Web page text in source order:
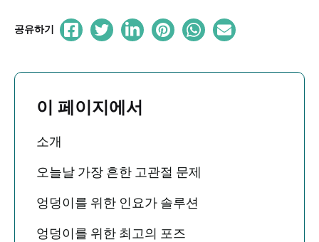
공유하기
이 페이지에서
소개
오늘날 가장 흔한 고관절 문제
엉덩이를 위한 인요가 솔루션
엉덩이를 위한 최고의 포즈